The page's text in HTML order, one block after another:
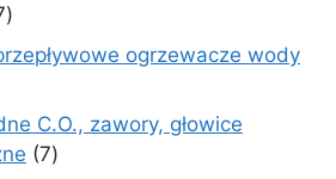
17
produktów
ogrzewacze wody
C.O., zawory, głowice
77